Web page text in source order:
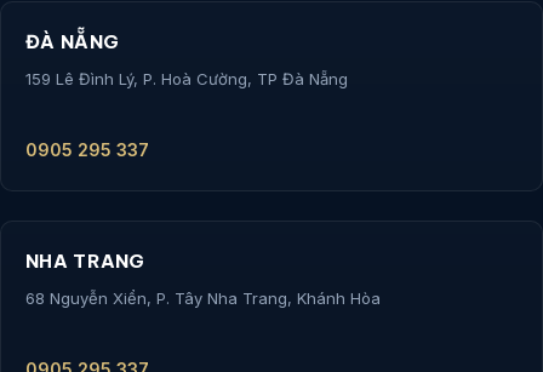
ĐÀ NẴNG
159 Lê Đình Lý, P. Hoà Cường, TP Đà Nẵng
0905 295 337
NHA TRANG
68 Nguyễn Xiển, P. Tây Nha Trang, Khánh Hòa